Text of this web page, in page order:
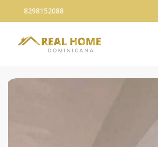
8298152088